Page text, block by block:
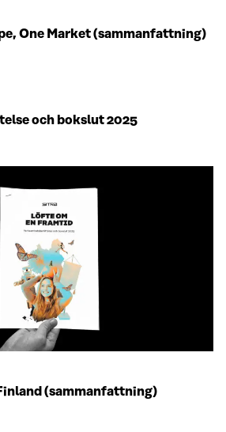
One Market (sammanfattning)
och bokslut 2025
(sammanfattning)